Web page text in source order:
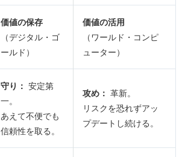
価値の保存
（デジタル・ゴ
ールド）
価値の活用
（ワールド・コンピ
ューター）
守り： 安定第
一。
あえて不便でも
信頼性を取る。
攻め： 革新。
リスクを恐れずアッ
プデートし続ける。